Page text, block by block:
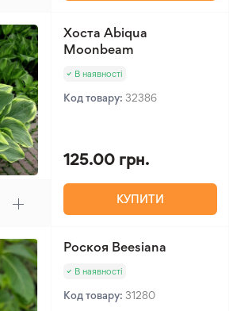
Хоста Abiqua
Moonbeam
В наявності
Код товару: 32386
125.00 грн.
КУПИТИ
Роскоя Beesiana
В наявності
Код товару: 31280